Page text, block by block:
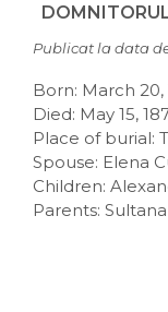
Publicat la data
Born: March 20,
Died: May 15,
Place of burial:
Spouse: Elena
Children:
Parents: